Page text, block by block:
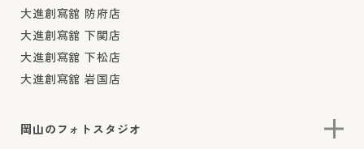
大進創寫舘 防府店
大進創寫舘 下関店
大進創寫舘 下松店
大進創寫舘 岩国店
岡山のフォトスタジオ